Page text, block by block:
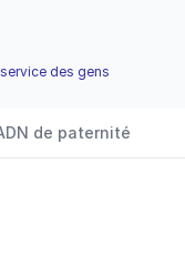
des gens
de paternité